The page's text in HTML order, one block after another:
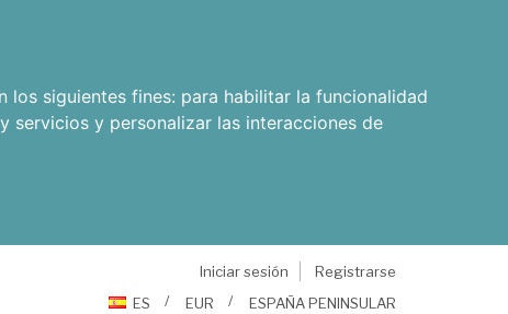
los siguientes fines: para habilitar la funcionalidad
servicios y personalizar las interacciones de
Iniciar sesión
Registrarse
ES
EUR ESPAÑA PENINSULAR